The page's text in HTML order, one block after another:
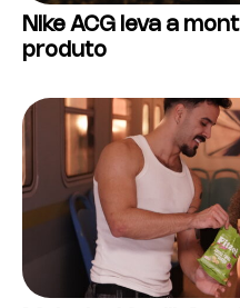
Nike ACG leva a
produto